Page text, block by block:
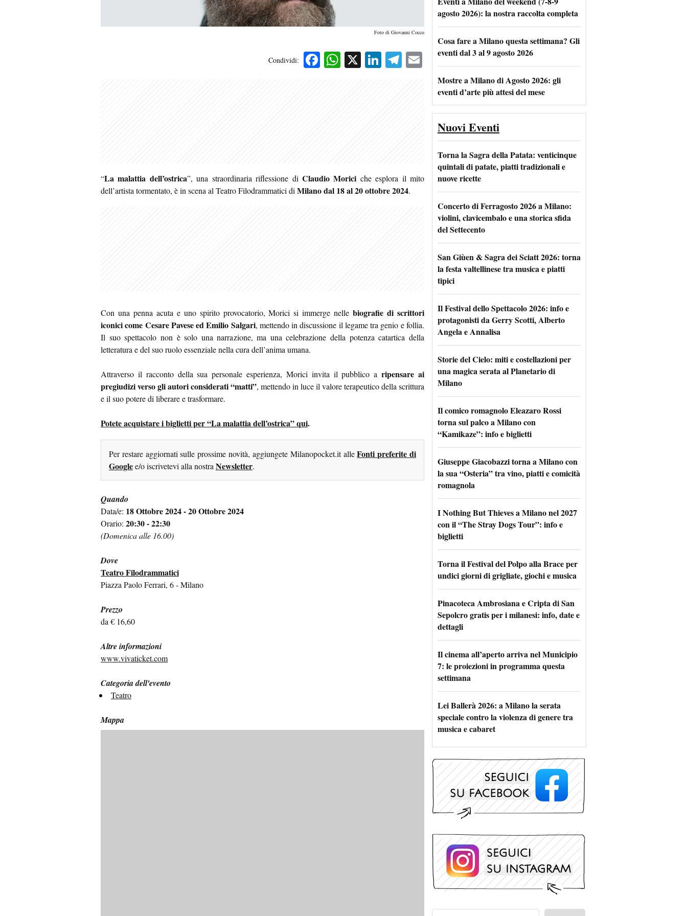
Foto di Giovanni Cocco
Condividi: Facebook
WhatsApp
X LinkedIn
Telegram
Email
“La malattia dell’ostrica”, una straordinaria riflessione di Claudio Morici che esplora il mito
dell’artista tormentato, è in scena al Teatro Filodrammatici diMilanodal 18 al 20 ottobre 2024.
Con una penna acuta e uno spirito provocatorio, Morici si immerge nellebiografie di scrittori
iconici come Cesare Pavese ed Emilio Salgari, mettendo in discussione il legame tra genio e follia.
Il suo spettacolo non è solo una narrazione, ma una celebrazione della potenza catartica della
letteratura e del suo ruolo essenziale nella cura dell’anima umana.
Attraverso il racconto della sua personale esperienza, Morici invita il pubblico aripensare ai
pregiudizi verso gli autori considerati “matti”, mettendo in luce il valore terapeutico della scrittura
e il suo potere di liberare e trasformare.
Potete acquistare i biglietti per “La malattia dell’ostrica” qui.
Per restare aggiornati sulle prossime novità, aggiungete Milanopocket.it alleFonti preferite di
Googlee/o iscrivetevi alla nostraNewsletter.
Quando
Data/e: 18 Ottobre 2024 - 20 Ottobre 2024
Orario: 20:30 - 22:30
(Domenica alle 16.00)
Dove
Teatro Filodrammatici
Piazza Paolo Ferrari, 6 - Milano
Prezzo
da € 16,60
Altre informazioni
www.vivaticket.com
Categoria dell'evento
Teatro
Mappa
agosto 2026): la nostra raccolta completa
Cosa fare a Milano questa settimana? Gli
eventi dal 3 al 9 agosto 2026
Mostre a Milano di Agosto 2026: gli
eventi d’arte più attesi del mese
Nuovi Eventi
Torna la Sagra della Patata: venticinque
quintali di patate, piatti tradizionali e
nuove ricette
Concerto di Ferragosto 2026 a Milano:
violini, clavicembalo e una storica sfida
del Settecento
San Giùen & Sagra dei Sciatt 2026: torna
la festa valtellinese tra musica e piatti
tipici
Il Festival dello Spettacolo 2026: info e
protagonisti da Gerry Scotti, Alberto
Angela e Annalisa
Storie del Cielo: miti e costellazioni per
una magica serata al Planetario di
Milano
Il comico romagnolo Eleazaro Rossi
torna sul palco a Milano con
“Kamikaze”: info e biglietti
Giuseppe Giacobazzi torna a Milano con
la sua “Osteria” tra vino, piatti e comicità
romagnola
I Nothing But Thieves a Milano nel 2027
con il “The Stray Dogs Tour”: info e
biglietti
Torna il Festival del Polpo alla Brace per
undici giorni di grigliate, giochi e musica
Pinacoteca Ambrosiana e Cripta di San
Sepolcro gratis per i milanesi: info, date e
dettagli
Il cinema all’aperto arriva nel Municipio
7: le proiezioni in programma questa
settimana
Lei Ballerà 2026: a Milano la serata
speciale contro la violenza di genere tra
musica e cabaret